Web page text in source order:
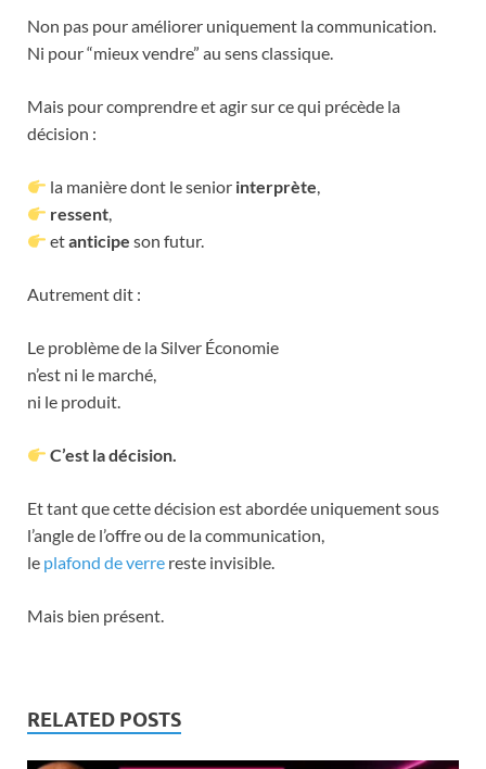
Non pas pour améliorer uniquement la communication.
Ni pour “mieux vendre” au sens classique.
Mais pour comprendre et agir sur ce qui précède la
décision :
la manière dont le senior interprète,
ressent,
etanticipe son futur.
Autrement dit :
Le problème de la Silver Économie
n’est ni le marché,
ni le produit.
C’est la décision.
Et tant que cette décision est abordée uniquement sous
l’angle de l’offre ou de la communication,
le plafond de verre reste invisible.
Mais bien présent.
RELATED POSTS